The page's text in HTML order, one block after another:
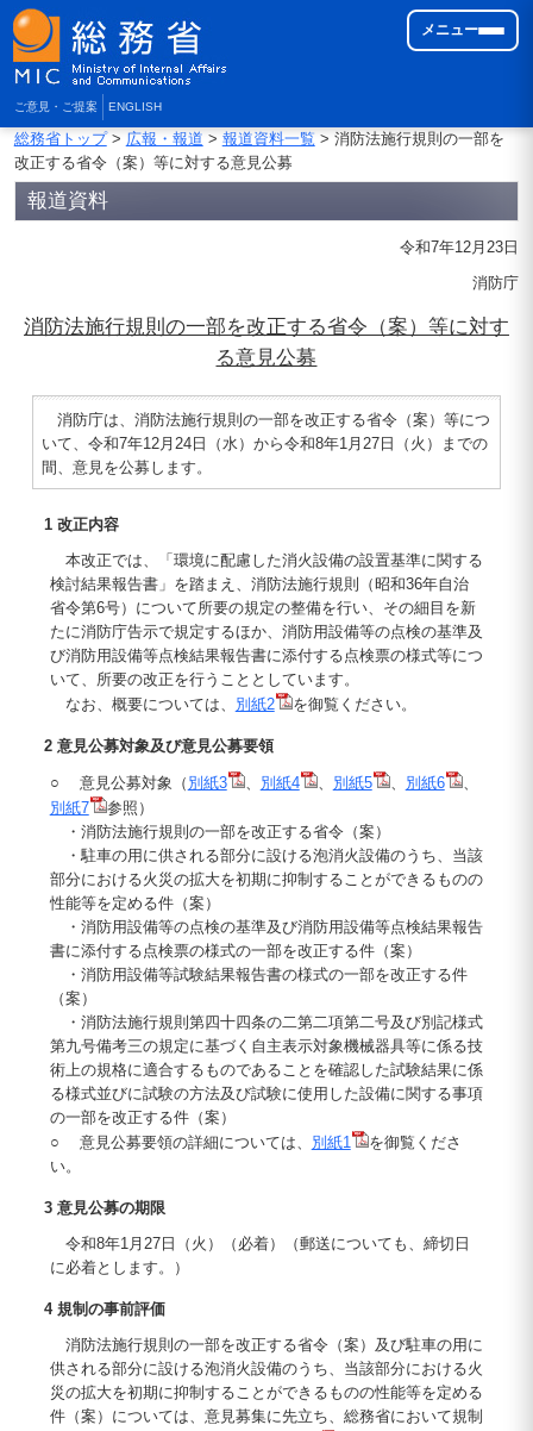
ご意見・ご提案 ENGLISH
メニュー
総務省トップ> 広報・報道 > 報道資料一覧> 消防法施行規則の一部を
改正する省令（案）等に対する意見公募
報道資料
令和7年12月23日
消防庁
消防法施行規則の一部を改正する省令（案）等に対す
る意見公募
消防庁は、消防法施行規則の一部を改正する省令（案）等につ
いて、令和7年12月24日（水）から令和8年1月27日（火）までの
間、意見を公募します。
1 改正内容
本改正では、「環境に配慮した消火設備の設置基準に関する
検討結果報告書」を踏まえ、消防法施行規則（昭和36年自治
省令第6号）について所要の規定の整備を行い、その細目を新
たに消防庁告示で規定するほか、消防用設備等の点検の基準及
び消防用設備等点検結果報告書に添付する点検票の様式等につ
いて、所要の改正を行うこととしています。
なお、概要については、 別紙2 を御覧ください。
2 意見公募対象及び意見公募要領
○ 意見公募対象（ 別紙3 、 別紙4 、 別紙5 、 別紙6
、
別紙7
参照）
・消防法施行規則の一部を改正する省令（案）
・駐車の用に供される部分に設ける泡消火設備のうち、当該
部分における火災の拡大を初期に抑制することができるものの
性能等を定める件（案）
・消防用設備等の点検の基準及び消防用設備等点検結果報告
書に添付する点検票の様式の一部を改正する件（案）
・消防用設備等試験結果報告書の様式の一部を改正する件
（案）
・消防法施行規則第四十四条の二第二項第二号及び別記様式
第九号備考三の規定に基づく自主表示対象機械器具等に係る技
術上の規格に適合するものであることを確認した試験結果に係
る様式並びに試験の方法及び試験に使用した設備に関する事項
の一部を改正する件（案）
○ 意見公募要領の詳細については、 別紙1
を御覧くださ
い。
3 意見公募の期限
令和8年1月27日（火）（必着）（郵送についても、締切日
に必着とします。）
4 規制の事前評価
消防法施行規則の一部を改正する省令（案）及び駐車の用に
供される部分に設ける泡消火設備のうち、当該部分における火
災の拡大を初期に抑制することができるものの性能等を定める
件（案）については、意見募集に先立ち、総務省において規制